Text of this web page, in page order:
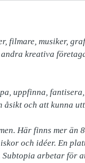
filmare, musiker,
kreativa
uppfinna,
och att kunna
Här finns mer
och idéer. En
arbetar för